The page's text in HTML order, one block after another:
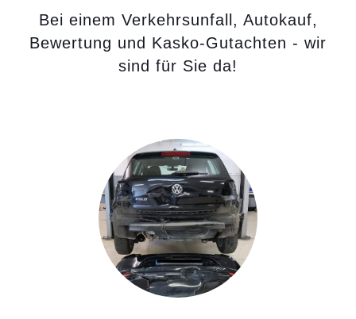
Bei einem Verkehrsunfall, Autokauf,
Bewertung und Kasko-Gutachten - wir
sind für Sie da!